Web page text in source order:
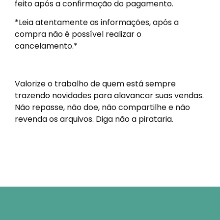
feito após a confirmação do pagamento.
*Leia atentamente as informações, após a
compra não é possível realizar o
cancelamento.*
Valorize o trabalho de quem está sempre
trazendo novidades para alavancar suas vendas.
Não repasse, não doe, não compartilhe e não
revenda os arquivos. Diga não a pirataria.